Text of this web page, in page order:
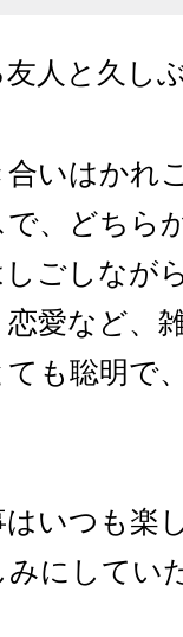
人と久し
いはかれ
で、どちら
しごしなが
恋愛など、
も聡明で
いつも楽
にしてい